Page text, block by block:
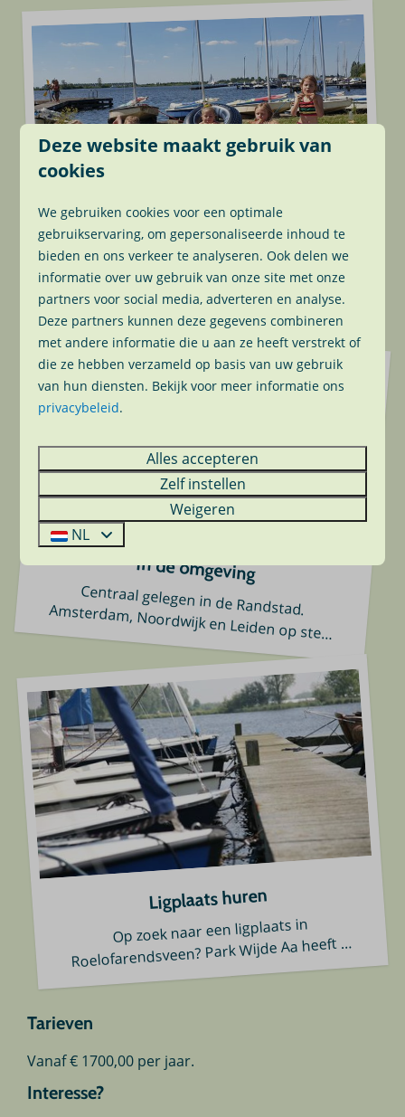
Op het park
Op Park Wijde Aa is voor jong en oud
genoeg te doen. Watersporten, tennisse…
In de omgeving
Centraal gelegen in de Randstad. Amsterdam, Noordwijk en Leiden op ste…
Ligplaats huren
Op zoek naar een ligplaats in
Roelofarendsveen? Park Wijde Aa heeft …
Tarieven
Vanaf € 1700,00 per jaar.
Interesse?
Deze website maakt gebruik van
cookies
We gebruiken cookies voor een optimale
gebruikservaring, om gepersonaliseerde inhoud te
bieden en ons verkeer te analyseren. Ook delen we
informatie over uw gebruik van onze site met onze
partners voor social media, adverteren en analyse.
Deze partners kunnen deze gegevens combineren
met andere informatie die u aan ze heeft verstrekt of
die ze hebben verzameld op basis van uw gebruik
van hun diensten. Bekijk voor meer informatie ons
privacybeleid.
Alles accepteren
Zelf instellen
Weigeren
NL